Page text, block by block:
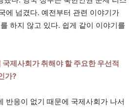
에 넘겼다. 예전부터 관련 이야기가
하지 않고 있다. 쉽게 같이 이야기를
제사회가 취해야 할 주요한 우선적
가?
반응이 없기 때문에 국제사회가 나서